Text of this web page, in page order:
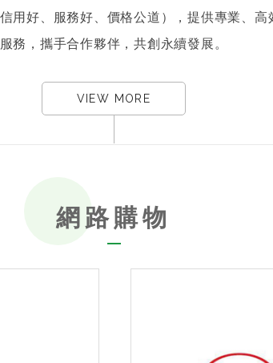
用好、服務好、價格公道），提供專業、高
服務，攜手合作夥伴，共創永續發展。
VIEW MORE
網路購物